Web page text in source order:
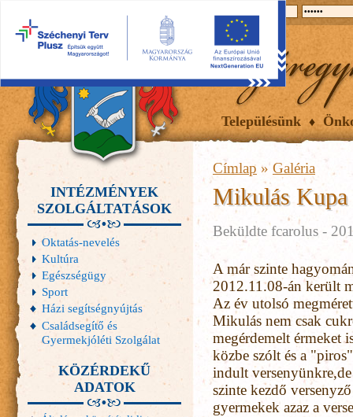
Településünk
Címlap » Galéria
Mikulás Kupa
Beküldte fcarolus -
A már szinte
2012.11.08-án került
Az év utolsó
Mikulás nem csak
megérdemelt érmeket
közbe szólt és a
indult
szinte kezdő
gyermekek azaz a
INTÉZMÉNYEK
SZOLGÁLTATÁSOK
Oktatás-nevelés
Kultúra
Egészségügy
Sport
Házi segítségnyújtás
Családsegítő és
Gyermekjóléti Szolgálat
KÖZÉRDEKŰ
ADATOK